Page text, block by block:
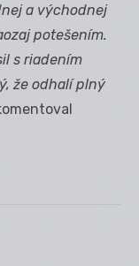
a východnej
potešením.
s riadením
že odhalí plný